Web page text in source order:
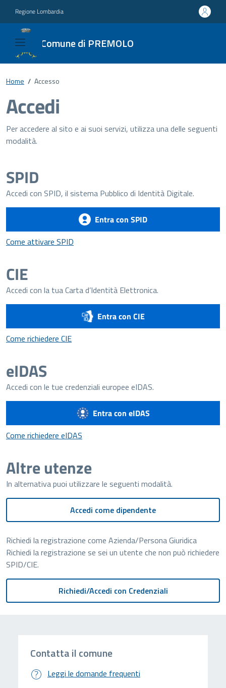
Regione Lombardia
Comune di PREMOLO
Home / Accesso
Accedi
Per accedere al sito e ai suoi servizi, utilizza una delle seguenti
modalità.
SPID
Accedi con SPID, il sistema Pubblico di Identità Digitale.
Entra con SPID
Come attivare SPID
CIE
Accedi con la tua Carta d’Identità Elettronica.
Entra con CIE
Come richiedere CIECome richiedere CIE
eIDAS
Accedi con le tue credenziali europee eIDAS.
Entra con eIDAS
Come richiedere eIDAS
Altre utenze
In alternativa puoi utilizzare le seguenti modalità.
Accedi come dipendente
Richiedi la registrazione come Azienda/Persona Giuridica
Richiedi la registrazione se sei un utente che non può richiedere
SPID/CIE.
Contatta il comune
Leggi le domande frequenti